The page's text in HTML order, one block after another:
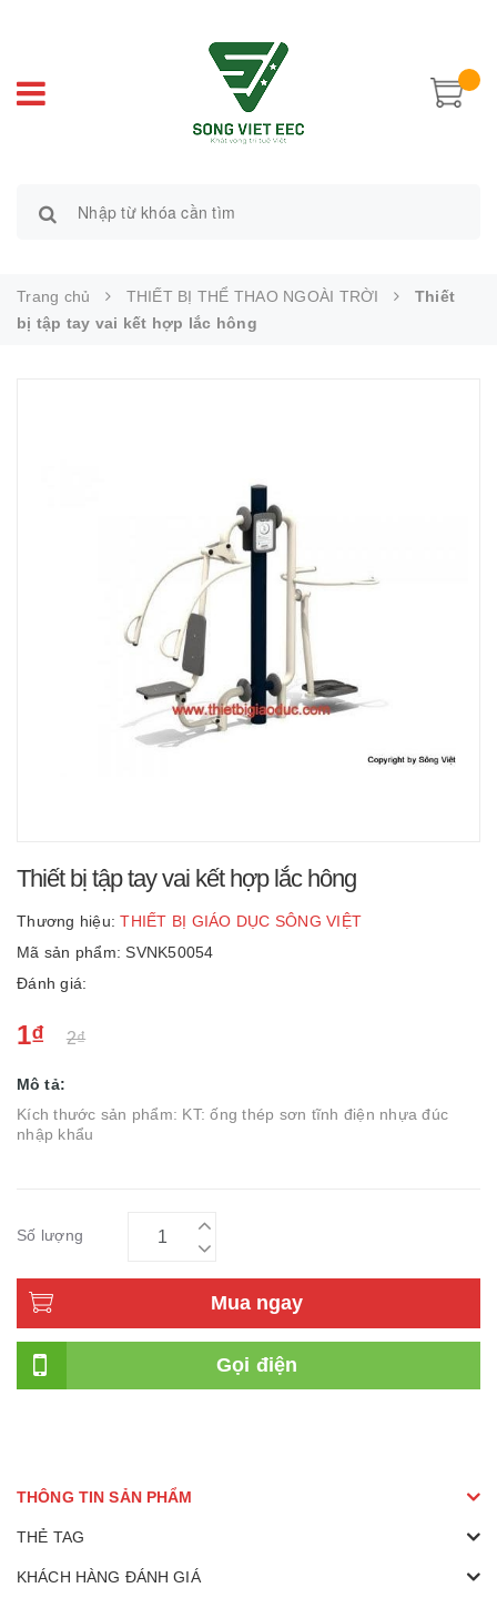
Trang chủ THIẾT BỊ THỂ THAO NGOÀI TRỜI
Thiết
bị tập tay vai kết hợp lắc hông
Thiết bị tập tay vai kết hợp lắc hông
Thương hiệu: THIẾT BỊ GIÁO DỤC SÔNG VIỆT
Mã sản phẩm: SVNK50054
Đánh giá:
1₫ 2₫
Mô tả:
Kích thước sản phẩm: KT: ống thép sơn tĩnh điện nhựa đúc
nhập khẩu
Số lượng
Mua ngay
Gọi điện
THÔNG TIN SẢN PHẨM
THẺ TAG
KHÁCH HÀNG ĐÁNH GIÁ